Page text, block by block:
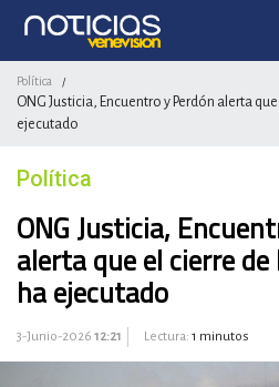
Política /
ONG Justicia, Encuentro y Perdón alerta
ejecutado
Política
ONG Justicia,
alerta que el cierre
ha ejecutado
3-Junio-2026 12:21 Lectura: 1 minutos